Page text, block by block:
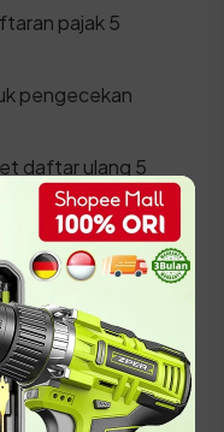
pajak 5
pengecekan
daftar ulang 5
berkas dan hasil
biaya PNBP
Nomor (TNKB)